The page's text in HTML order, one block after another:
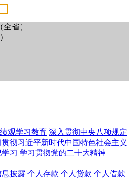
省）
观学习教育 深入贯彻中央八项规定
贯彻习近平新时代中国特色社会主义
学习 学习贯彻党的二十大精神
披露 个人存款 个人贷款 个人借款